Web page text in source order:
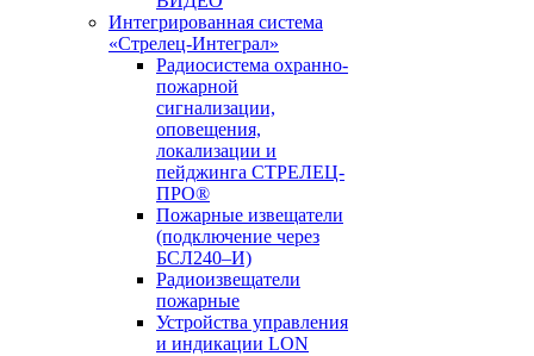
Интегрированная система
«Стрелец-Интеграл»
Радиосистема охранно-
пожарной
сигнализации,
оповещения,
локализации и
пейджинга СТРЕЛЕЦ-
ПРО®
Пожарные извещатели
(подключение через
БСЛ240–И)
Радиоизвещатели
пожарные
Устройства управления
и индикации LON